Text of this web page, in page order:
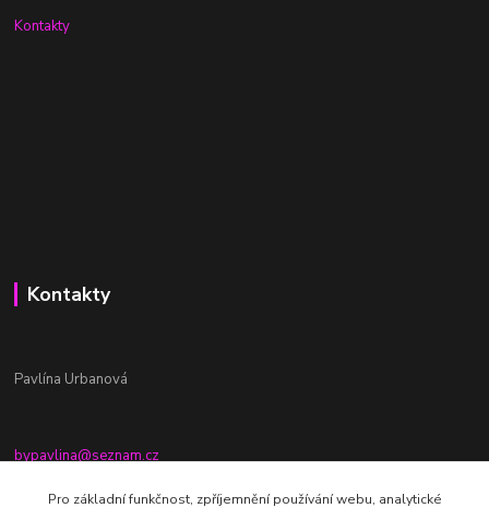
Kontakty
Kontakty
Pavlína Urbanová
bypavlina@seznam.cz
+420774917196
Pro základní funkčnost, zpříjemnění používání webu, analytické